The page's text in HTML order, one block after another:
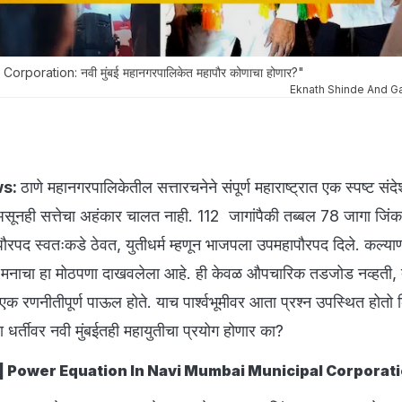
नवी मुंबई महानगरपालिकेत महापौर कोणाचा होणार?"
Eknath Shinde And
ठाणे महानगरपालिकेतील सत्तारचनेने संपूर्ण महाराष्ट्रात एक स्पष्ट
सत्तेचा अहंकार चालत नाही. 112 जागांपैकी तब्बल 78 जागा
स्वतःकडे ठेवत, युतीधर्म म्हणून भाजपला उपमहापौरपद दिले.
मनाचा हा मोठपणा दाखवलेला आहे. ही केवळ औपचारिक तडजोड नव्हती,
रणनीतीपूर्ण पाऊल होते. याच पार्श्वभूमीवर आता प्रश्न उपस्थित होतो
नवी मुंबईतही महायुतीचा प्रयोग होणार का?
| Power Equation In Navi Mumbai Municipal